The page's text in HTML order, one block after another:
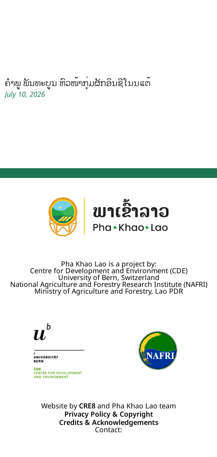
ຄໍາພູ ພັນທະບູນ ຫົວໜ້າກຸ່ມຜັກອິນຊີໂນນແຕ້
July 10, 2026
Pha Khao Lao is a project by:
Centre for Development and Environment (CDE)
University of Bern, Switzerland
National Agriculture and Forestry Research Institute (NAFRI)
Ministry of Agriculture and Forestry, Lao PDR
Website byCRE8 and Pha Khao Lao team
Privacy Policy & Copyright
Credits & Acknowledgements
Contact: